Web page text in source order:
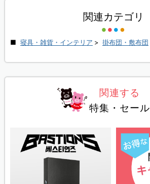
関連カテゴリ
寝具・雑貨・インテリア > 掛布団・敷布団
関連する
特集・セール